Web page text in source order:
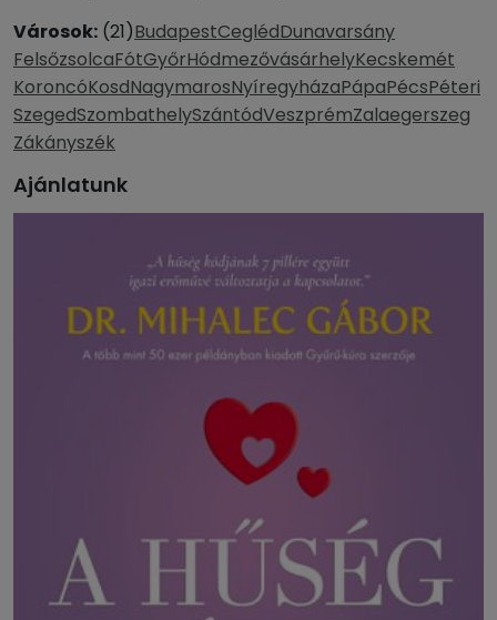
Városok: (21)BudapestCeglédDunavarsány
FelsőzsolcaFótGyőrHódmezővásárhelyKecskemét
KoroncóKosdNagymarosNyíregyházaPápaPécsPéteri
SzegedSzombathelySzántódVeszprémZalaegerszeg
Zákányszék
Ajánlatunk